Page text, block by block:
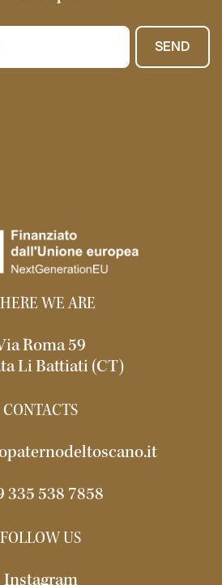
SEND
WE ARE
Roma 59
Li Battiati (CT)
CONTACTS
335 538 7858
FOLLOW US
Instagram